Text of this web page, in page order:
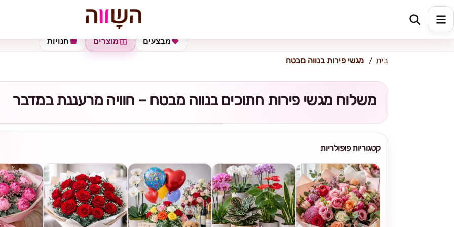
כתובת למשלוח
חנויות מוצרים מבצעים
בית מגשי פירות בנווה מבטח
משלוח מגשי פירות חתוכים בנווה מבטח – חוויה מרעננת במדבר
קטגוריות פופולריות